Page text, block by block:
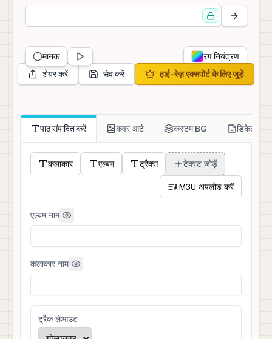
मानक
शेयर करें
सेव करें हाई-रेज़ एक्सपोर्ट के लिए जुड़ें
रंग नियंत्रण
पाठ संपादित करें कवर आर्ट कस्टम BG डिकेल
कलाकार एल्बम ट्रैक्स टेक्स्ट जोड़ें
.M3U अपलोड करें
एल्बम नाम
कलाकार नाम
ट्रैक लेआउट